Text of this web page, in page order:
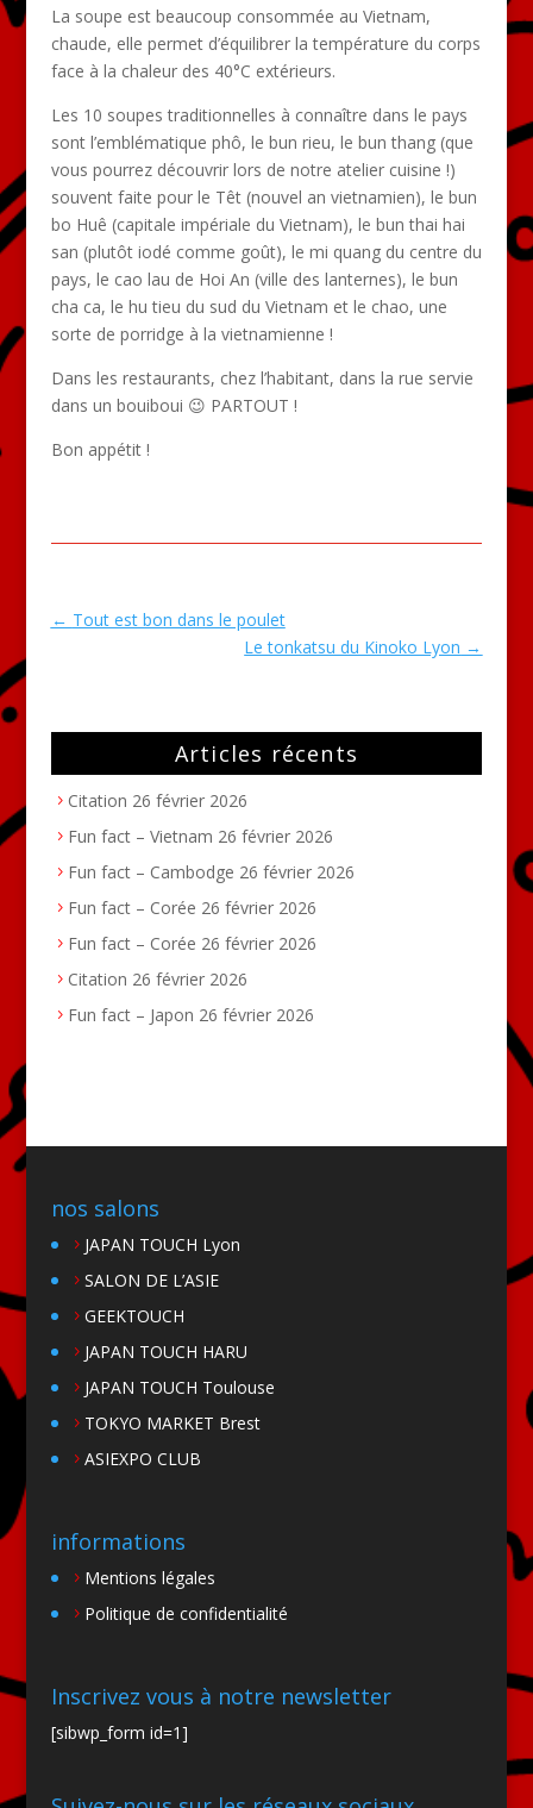
La soupe est beaucoup consommée au Vietnam,
chaude, elle permet d’équilibrer la température du corps
face à la chaleur des 40°C extérieurs.
Les 10 soupes traditionnelles à connaître dans le pays
sont l’emblématique phô, le bun rieu, le bun thang (que
vous pourrez découvrir lors de notre atelier cuisine !)
souvent faite pour le Têt (nouvel an vietnamien), le bun
bo Huê (capitale impériale du Vietnam), le bun thai hai
san (plutôt iodé comme goût), le mi quang du centre du
pays, le cao lau de Hoi An (ville des lanternes), le bun
cha ca, le hu tieu du sud du Vietnam et le chao, une
sorte de porridge à la vietnamienne !
Dans les restaurants, chez l’habitant, dans la rue servie
dans un bouiboui 😉 PARTOUT !
Bon appétit !
← Tout est bon dans le poulet
Le tonkatsu du Kinoko Lyon →
Articles récents
Citation 26 février 2026
Fun fact – Vietnam 26 février 2026
Fun fact – Cambodge 26 février 2026
Fun fact – Corée 26 février 2026
Fun fact – Corée 26 février 2026
Citation 26 février 2026
Fun fact – Japon 26 février 2026
nos salons
JAPAN TOUCH Lyon
SALON DE L’ASIE
GEEKTOUCH
JAPAN TOUCH HARU
JAPAN TOUCH Toulouse
TOKYO MARKET Brest
ASIEXPO CLUB
informations
Mentions légales
Politique de confidentialité
Inscrivez vous à notre newsletter
[sibwp_form id=1]